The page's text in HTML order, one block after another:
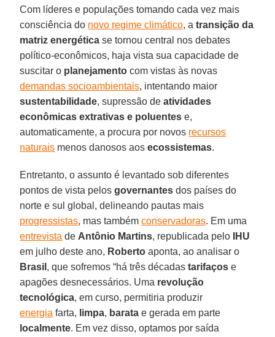
Com líderes e populações tomando cada vez mais
consciência do novo regime climático, atransição da
matriz energética se tornou central nos debates
político-econômicos, haja vista sua capacidade de
suscitar o planejamento com vistas às novas
demandas socioambientais, intentando maior
sustentabilidade, supressão deatividades
econômicas extrativas e poluentes e,
automaticamente, a procura por novos recursos
naturais menos danosos aosecossistemas.
Entretanto, o assunto é levantado sob diferentes
pontos de vista pelosgovernantes dos países do
norte e sul global, delineando pautas mais
progressistas, mas tambémconservadoras. Em uma
entrevista de Antônio Martins, republicada pelo
IHU
em julho deste ano, Roberto aponta, ao analisar o
Brasil , que sofremos “há três décadastarifaços e
apagões desnecessários. Uma revolução
tecnológica, em curso, permitiria produzir
energia farta, limpa, barata e gerada em parte
localmente. Em vez disso, optamos por saída